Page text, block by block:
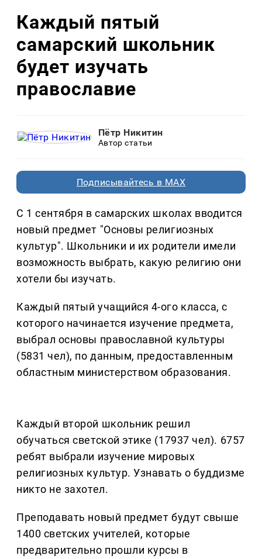
Каждый пятый
самарский школьник
будет изучать
православие
Пётр Никитин
Автор статьи
Подписывайтесь в MAX
С 1 сентября в самарских школах вводится
новый предмет "Основы религиозных
культур". Школьники и их родители имели
возможность выбрать, какую религию они
хотели бы изучать.
Каждый пятый учащийся 4-ого класса, с
которого начинается изучение предмета,
выбрал основы православной культуры
(5831 чел), по данным, предоставленным
областным министерством образования.
Каждый второй школьник решил
обучаться светской этике (17937 чел). 6757
ребят выбрали изучение мировых
религиозных культур. Узнавать о буддизме
никто не захотел.
Преподавать новый предмет будут свыше
1400 светских учителей, которые
предварительно прошли курсы в